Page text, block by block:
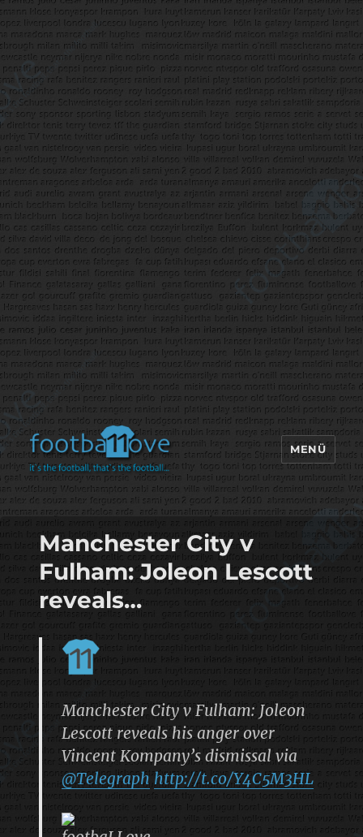
footbaLLove
MENÜ
Manchester City v
Fulham: Joleon Lescott
reveals…
Manchester City v Fulham: Joleon
Lescott reveals his anger over
Vincent Kompany’s dismissal via
@Telegraph http://t.co/Y4C5M3HL